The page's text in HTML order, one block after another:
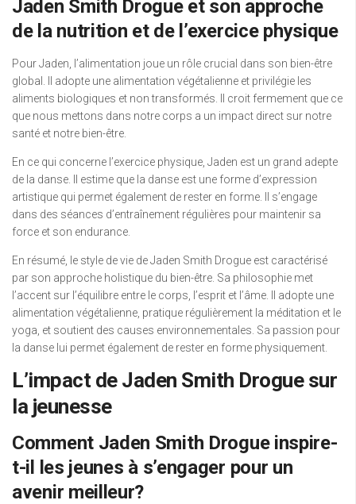
Jaden Smith Drogue et son approche
de la nutrition et de l’exercice physique
Pour Jaden, l’alimentation joue un rôle crucial dans son bien-être
global. Il adopte une alimentation végétalienne et privilégie les
aliments biologiques et non transformés. Il croit fermement que ce
que nous mettons dans notre corps a un impact direct sur notre
santé et notre bien-être.
En ce qui concerne l’exercice physique, Jaden est un grand adepte
de la danse. Il estime que la danse est une forme d’expression
artistique qui permet également de rester en forme. Il s’engage
dans des séances d’entraînement régulières pour maintenir sa
force et son endurance.
En résumé, le style de vie de Jaden Smith Drogue est caractérisé
par son approche holistique du bien-être. Sa philosophie met
l’accent sur l’équilibre entre le corps, l’esprit et l’âme. Il adopte une
alimentation végétalienne, pratique régulièrement la méditation et le
yoga, et soutient des causes environnementales. Sa passion pour
la danse lui permet également de rester en forme physiquement.
L’impact de Jaden Smith Drogue sur
la jeunesse
Comment Jaden Smith Drogue inspire-
t-il les jeunes à s’engager pour un
avenir meilleur?